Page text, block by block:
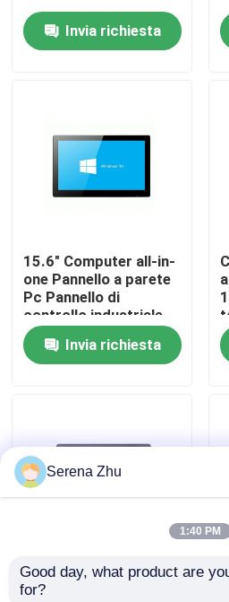
Prodotti
Video
Su di noi
Visita alla fabbrica
Controllo Qualità
Notizie
Richiedi un preventivo
Computer tutti compresi
Invia richiesta
15.6" Computer all-in-
one Pannello a parete
Pc Pannello di
controllo industriale
Touchscreen
Computer all-in-one
Invia richiesta
10.4/12.1/15/17/19
pollici Embedded
Serena Zhu
1:40 PM
Good day, what product are
for?